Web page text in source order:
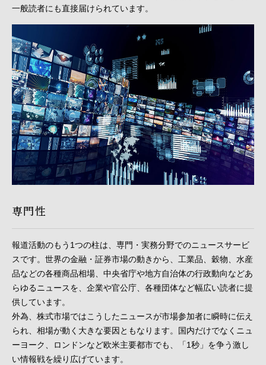
一般読者にも直接届けられています。
専門性
報道活動のもう1つの柱は、専門・実務分野でのニュースサービ
スです。世界の金融・証券市場の動きから、工業品、穀物、水産
品などの各種商品相場、中央省庁や地方自治体の行政動向などあ
らゆるニュースを、企業や官公庁、各種団体など幅広い読者に提
供しています。
外為、株式市場ではこうしたニュースが市場参加者に瞬時に伝え
られ、相場が動く大きな要因ともなります。国内だけでなくニュ
ーヨーク、ロンドンなど欧米主要都市でも、「1秒」を争う激し
い情報戦を繰り広げています。